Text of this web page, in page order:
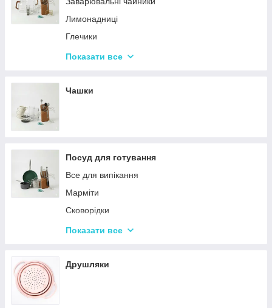
Ємності для зберігання
Набори кухонних ножів і лопаток
Маслянки
Лимонадниці
Глечики
Склянки
Келихи
Показати все
Чашки
Посуд для готування
Все для випікання
Марміти
Сковорідки
Ківші
Показати все
Друшляки